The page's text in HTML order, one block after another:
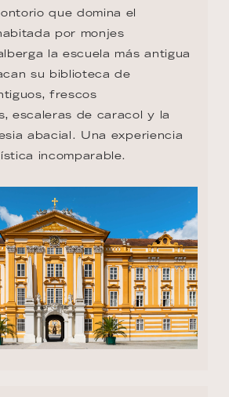
que domina el
por monjes
la escuela más antigua
su biblioteca de
frescos
escaleras de caracol y la
abacial. Una experiencia
incomparable.